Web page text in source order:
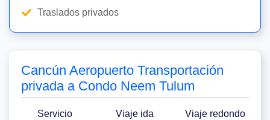
Cancún Aeropuerto Transportación
privada a Condo Neem Tulum
Servicio Viaje ida Viaje redondo
Traslados privados